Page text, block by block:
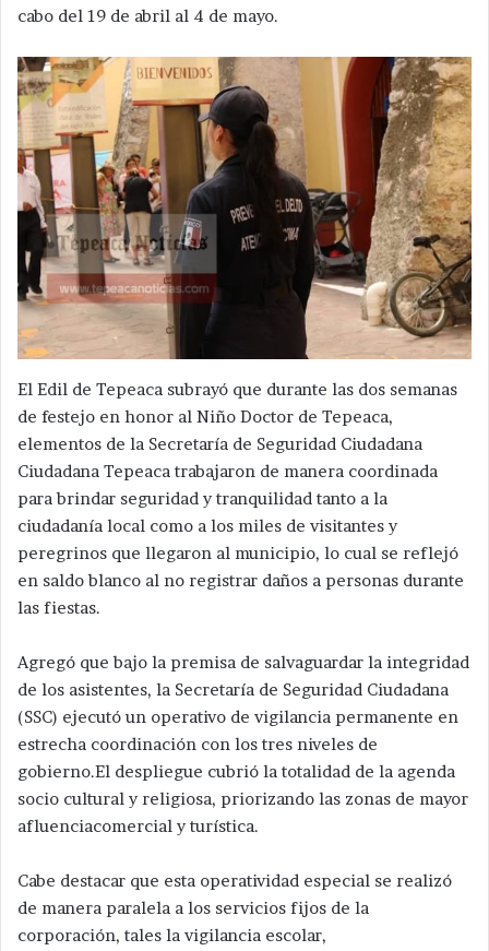
cabo del 19 de abril al 4 de mayo.
El Edil de Tepeaca subrayó que durante las dos semanas
de festejo en honor al Niño Doctor de Tepeaca,
elementos de la Secretaría de Seguridad Ciudadana
Ciudadana Tepeaca trabajaron de manera coordinada
para brindar seguridad y tranquilidad tanto a la
ciudadanía local como a los miles de visitantes y
peregrinos que llegaron al municipio, lo cual se reflejó
en saldo blanco al no registrar daños a personas durante
las fiestas.
Agregó que bajo la premisa de salvaguardar la integridad
de los asistentes, la Secretaría de Seguridad Ciudadana
(SSC) ejecutó un operativo de vigilancia permanente en
estrecha coordinación con los tres niveles de
gobierno.El despliegue cubrió la totalidad de la agenda
socio cultural y religiosa, priorizando las zonas de mayor
afluenciacomercial y turística.
Cabe destacar que esta operatividad especial se realizó
de manera paralela a los servicios fijos de la
corporación, tales la vigilancia escolar,